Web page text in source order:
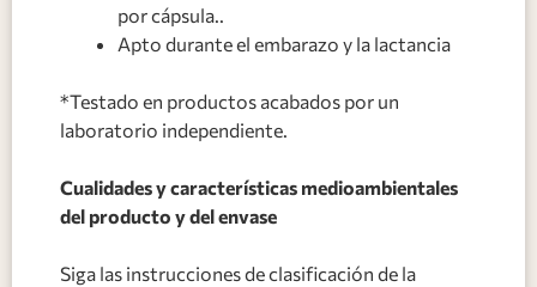
por cápsula..
Apto durante el embarazo y la lactancia
*Testado en productos acabados por un
laboratorio independiente.
Cualidades y características medioambientales
del producto y del envase
Siga las instrucciones de clasificación de la